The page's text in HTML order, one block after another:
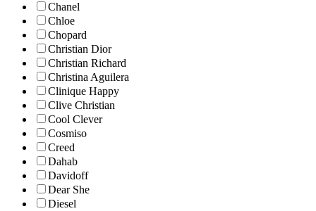
Chanel
Chloe
Chopard
Christian Dior
Christian Richard
Christina Aguilera
Clinique Happy
Clive Christian
Cool Clever
Cosmiso
Creed
Dahab
Davidoff
Dear She
Diesel